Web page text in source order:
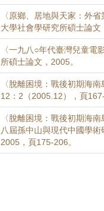
〈原鄉、居地與天家：外
大學社會學研究所碩士論文
〈一九八○年代臺灣兒童電
所碩士論文，2005。
〈脫離困境：戰後初期海
12：2（2005.12），頁167-
〈脫離困境：戰後初期海
八屆孫中山與現代中國學
2005，頁175-206。